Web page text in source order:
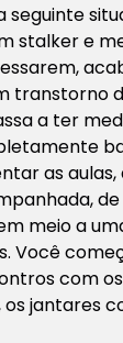
seguinte
stalkere
transtorno
a ter
as
meio a
Você
com
jantares